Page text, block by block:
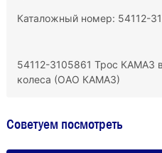
Каталожный номер: 54112-
54112-3105861 Трос КАМАЗ
колеса (ОАО КАМАЗ)
Советуем посмотреть